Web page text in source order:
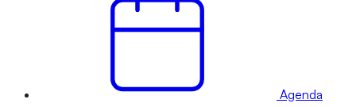
Agenda